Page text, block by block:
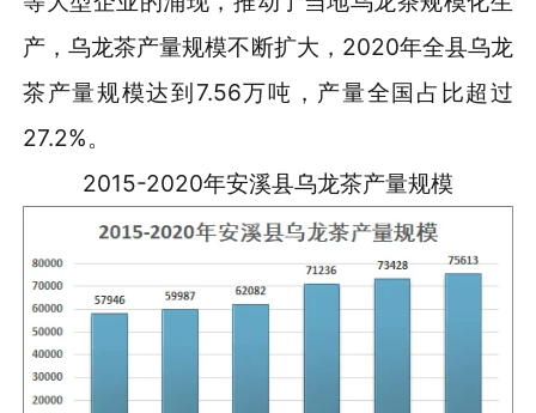
产，乌龙茶产量规模不断扩大，2020年全县乌龙
茶产量规模达到7.56万吨，产量全国占比超过
27.2%。
2015-2020年安溪县乌龙茶产量规模